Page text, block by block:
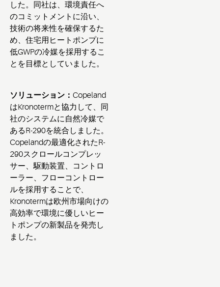
した。同社は、環境責任へ
のコミットメントに沿い、
技術の将来性を確保するた
め、住宅用ヒートポンプに
低GWPの冷媒を採用するこ
とを目標としていました。
ソリューション： Copeland
はKronotermと協力して、同
社のシステムに自然冷媒で
あるR-290を統合しました。
Copelandの最適化されたR-
290スクロールコンプレッ
サー、駆動装置、コントロ
ーラー、フローコントロー
ルを採用することで、
Kronotermは欧州市場向けの
高効率で環境に優しいヒー
トポンプの新製品を発売し
ました。